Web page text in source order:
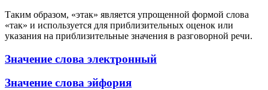
Таким образом, «этак» является упрощенной формой слова
«так» и используется для приблизительных оценок или
указания на приблизительные значения в разговорной речи.
Значение слова электронный
Значение слова эйфория